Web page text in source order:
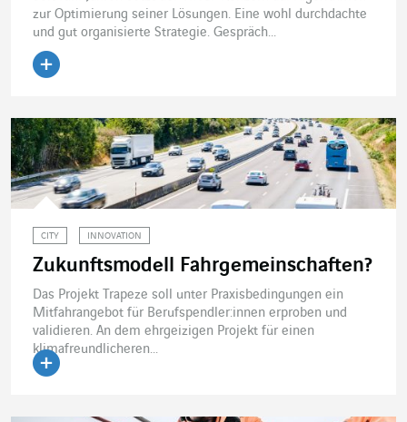
zur Optimierung seiner Lösungen. Eine wohl durchdachte
und gut organisierte Strategie. Gespräch...
CITY INNOVATION
Zukunftsmodell Fahrgemeinschaften?
Das Projekt Trapeze soll unter Praxisbedingungen ein
Mitfahrangebot für Berufspendler:innen erproben und
validieren. An dem ehrgeizigen Projekt für einen
klimafreundlicheren...